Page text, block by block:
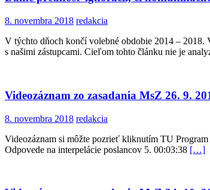
8. novembra 2018 redakcia
V týchto dňoch končí volebné obdobie 2014 – 2018.
s našimi zástupcami. Cieľom tohto článku nie je
Videozáznam zo zasadania MsZ 26. 9.
8. novembra 2018 redakcia
Videozáznam si môžte pozrieť kliknutím TU
Odpovede na interpelácie poslancov 5. 00:03:38 […]